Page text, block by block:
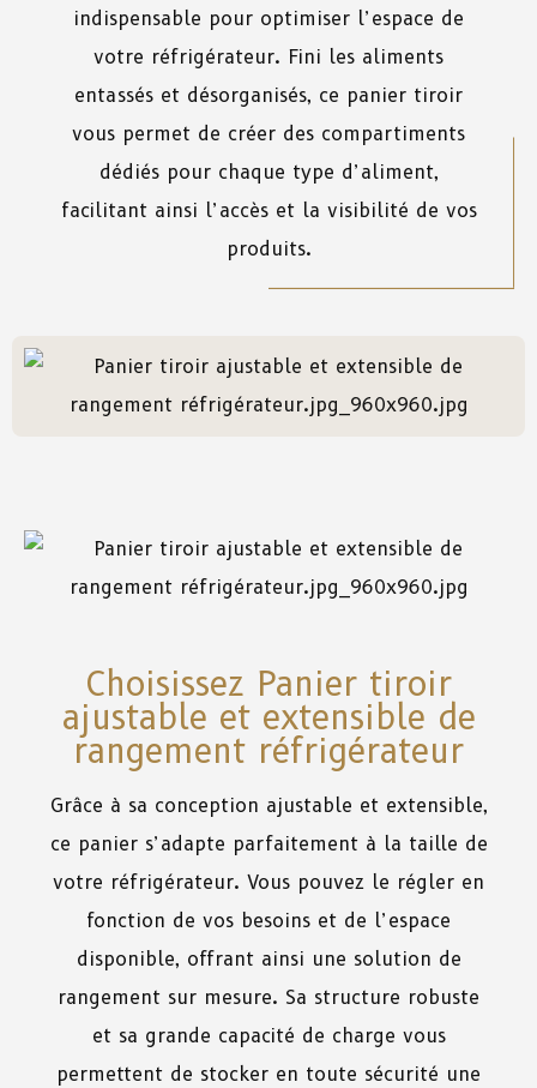
indispensable pour optimiser l’espace de
votre réfrigérateur. Fini les aliments
entassés et désorganisés, ce panier tiroir
vous permet de créer des compartiments
dédiés pour chaque type d’aliment,
facilitant ainsi l’accès et la visibilité de vos
produits.
Choisissez Panier tiroir
ajustable et extensible de
rangement réfrigérateur
Grâce à sa conception ajustable et extensible,
ce panier s’adapte parfaitement à la taille de
votre réfrigérateur. Vous pouvez le régler en
fonction de vos besoins et de l’espace
disponible, offrant ainsi une solution de
rangement sur mesure. Sa structure robuste
et sa grande capacité de charge vous
permettent de stocker en toute sécurité une